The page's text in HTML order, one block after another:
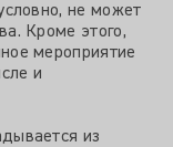
не может
Кроме этого,
мероприятие
и
из